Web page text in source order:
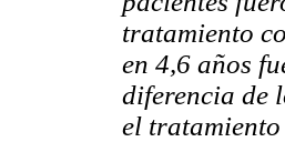
tratamiento
en 4,6 años
diferencia de
el